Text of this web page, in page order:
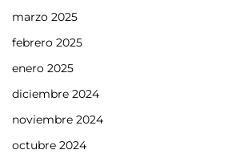
marzo 2025
febrero 2025
enero 2025
diciembre 2024
noviembre 2024
octubre 2024